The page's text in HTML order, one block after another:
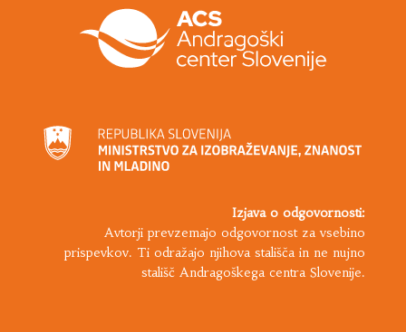
Izjava o odgovornosti:
Avtorji prevzemajo odgovornost za vsebino
prispevkov. Ti odražajo njihova stališča in ne nujno
stališč Andragoškega centra Slovenije.